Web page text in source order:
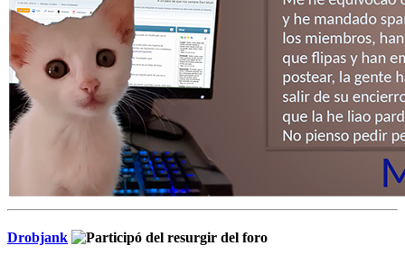
Drobjank